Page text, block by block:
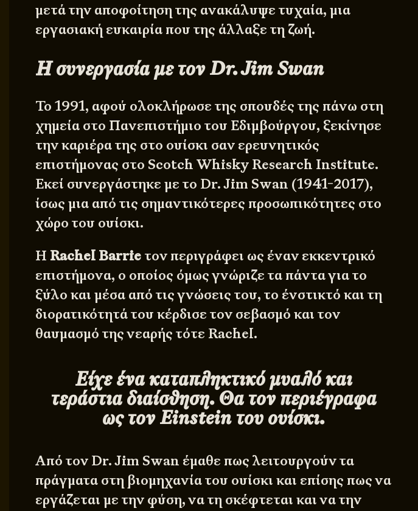
μετά την αποφοίτηση της ανακάλυψε τυχαία, μια
εργασιακή ευκαιρία που της άλλαξε τη ζωή.
Η συνεργασία με τον Dr. Jim Swan
Το 1991, αφού ολοκλήρωσε της σπουδές της πάνω στη
χημεία στο Πανεπιστήμιο του Εδιμβούργου, ξεκίνησε
την καριέρα της στο ουίσκι σαν ερευνητικός
επιστήμονας στο Scotch Whisky Research Institute.
Εκεί συνεργάστηκε με το Dr. Jim Swan (1941-2017),
ίσως μια από τις σημαντικότερες προσωπικότητες στο
χώρο του ουίσκι.
Η Rachel Barrie τον περιγράφει ως έναν εκκεντρικό
επιστήμονα, ο οποίος όμως γνώριζε τα πάντα για το
ξύλο και μέσα από τις γνώσεις του, το ένστικτό και τη
διορατικότητά του κέρδισε τον σεβασμό και τον
θαυμασμό της νεαρής τότε Rachel.
Είχε ένα καταπληκτικό μυαλό και
τεράστια διαίσθηση. Θα τον περιέγραφα
ως τον Einstein του ουίσκι.
Από τον Dr. Jim Swan έμαθε πως λειτουργούν τα
πράγματα στη βιομηχανία του ουίσκι και επίσης πως να
εργάζεται με την φύση, να τη σκέφτεται και να την